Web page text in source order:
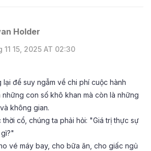
Holder
11 15, 2025 AT 02:30
để suy ngẫm về chi phí cuộc hành
con số khô khan mà còn là những
không gian.
thời cổ, chúng ta phải hỏi: "Giá trị thực sự
vé máy bay, cho bữa ăn, cho giấc ngủ